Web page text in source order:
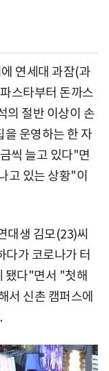
연세대 과잠(과
스타부터 돈까스
의 절반 이상이 손
을 운영하는 한 자
씩 늘고 있다"면
고 있는 상황"이
대생 김모(23)씨
가 코로나가 터
됐다"면서 "첫해
서 신촌 캠퍼스에